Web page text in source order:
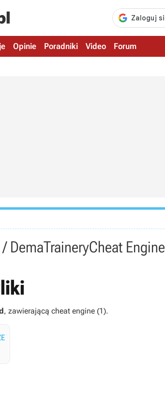
Opinie Poradniki Video Forum
DemaTraineryCheat Engine
, zawierającą cheat engine (1).